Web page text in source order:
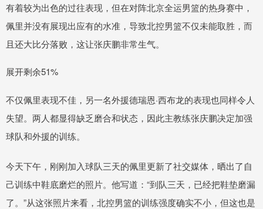
有着较为出色的过往表现，但在对阵北京全运男篮的热身赛中，
佩里并没有展现出应有的水准，导致北控男篮不仅未能取胜，而
且还大比分落败，这让张庆鹏非常生气。
展开剩余51%
不仅佩里表现不佳，另一名外援德瑞恩·西布龙的表现也同样令人
失望。两人都显得缺乏磨合和状态，因此主教练张庆鹏决定加强
球队和外援的训练。
今天下午，刚刚加入球队三天的佩里更新了社交媒体，晒出了自
己训练中鞋底磨烂的照片。他写道：“到队三天，已经把鞋垫磨漏
了。”从这张照片来看，北控男篮的训练强度确实不小，但这也是